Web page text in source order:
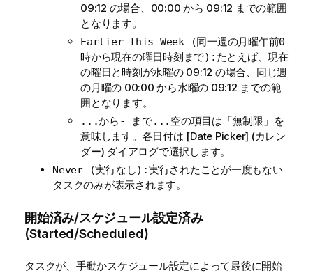
09:12 の場合、00:00 から 09:12 までの範囲
となります。
Earlier This Week (同一週の月曜午前0
時から現在の曜日時刻まで): たとえば、現在
の曜日と時刻が水曜の 09:12 の場合、同じ週
の月曜の 00:00 から水曜の 09:12 までの範
囲となります。
...から- まで... 空の項目は「無制限」を
意味します。各日付は [Date Picker] (カレン
ダー) ダイアログで選択します。
Never (実行なし):実行されたことが一度もない
タスクのみが表示されます。
開始済み/スケジュール設定済み
(Started/Scheduled)
タスクが、手動かスケジュール設定によって最後に開始